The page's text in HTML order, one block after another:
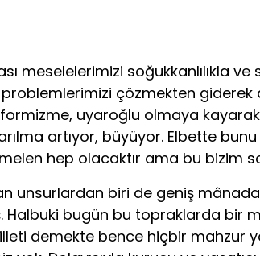
meselelerimizi soğukkanlılıkla
çözmekten
uyaroğlu olmaya
artıyor, büyüyor. Elbette
hep olacaktır ama bu bizim
unsurlardan biri de geniş
bugün bu topraklarda bir
demekte bence hiçbir mahzur